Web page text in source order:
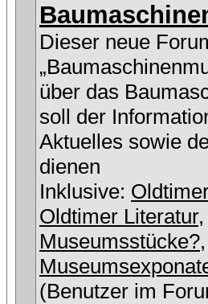
Dieser neue
über das
soll der
Aktuelles sowie
dienen
Inklusive:
Oldtimer Literatur,
Museumsstücke?,
(Benutzer im